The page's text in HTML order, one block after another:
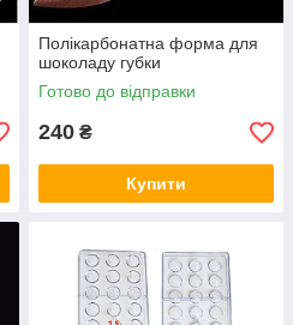
Полікарбонатна форма для
шоколаду губки
Готово до відправки
240 ₴
Купити